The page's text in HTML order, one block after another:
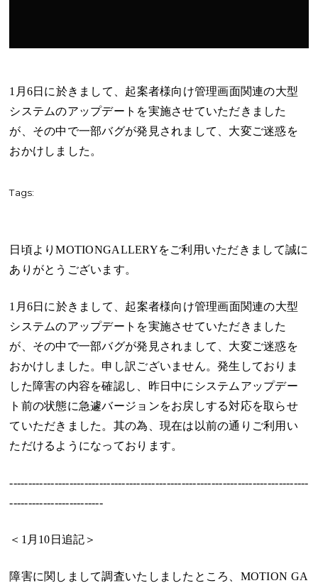
1月6日に於きまして、起案者様向け管理画面関連の大型
システムのアップデートを実施させていただきました
が、その中で一部バグが発見されまして、大変ご迷惑を
おかけしました。
Tags:
日頃よりMOTIONGALLERYをご利用いただきまして誠に
ありがとうございます。
1月6日に於きまして、起案者様向け管理画面関連の大型
システムのアップデートを実施させていただきました
が、その中で一部バグが発見されまして、大変ご迷惑を
おかけしました。申し訳ございません。発生しておりま
した障害の内容を確認し、昨日中にシステムアップデー
ト前の状態に急遽バージョンをお戻しする対応を取らせ
ていただきました。其の為、現在は以前の通りご利用い
ただけるようになっております。
--------------------------------------------------------------------------------
-------------------------
＜1月10日追記＞
障害に関しまして調査いたしましたところ、MOTION GA